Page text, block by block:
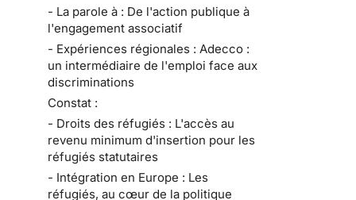
- La parole à : De l'action publique à
l'engagement associatif
- Expériences régionales : Adecco :
un intermédiaire de l'emploi face aux
discriminations
Constat :
- Droits des réfugiés : L'accès au
revenu minimum d'insertion pour les
réfugiés statutaires
- Intégration en Europe : Les
réfugiés, au cœur de la politique